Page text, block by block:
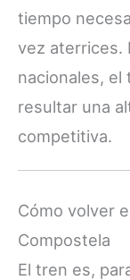
tiempo
vez aterrices.
nacionales, el
resultar una
competitiva.
Cómo volver
Compostela
El tren es,